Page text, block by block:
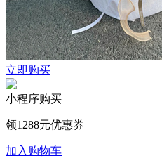
立即购买
小程序购买
领1288元优惠券
加入购物车